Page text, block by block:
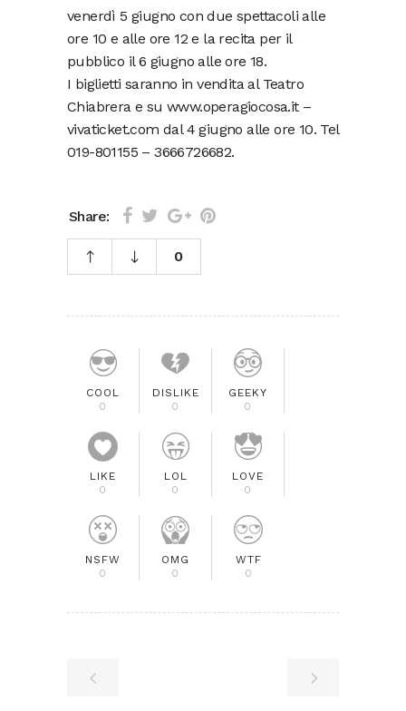
venerdì 5 giugno con due spettacoli alle
ore 10 e alle ore 12 e la recita per il
pubblico il 6 giugno alle ore 18.
I biglietti saranno in vendita al Teatro
Chiabrera e su www.operagiocosa.it –
vivaticket.com dal 4 giugno alle ore 10. Tel
019-801155 – 3666726682.
Share:
0
COOL
0
DISLIKE
0
GEEKY
0
LIKE
0
LOL
0
LOVE
0
NSFW
0
OMG
0
WTF
0